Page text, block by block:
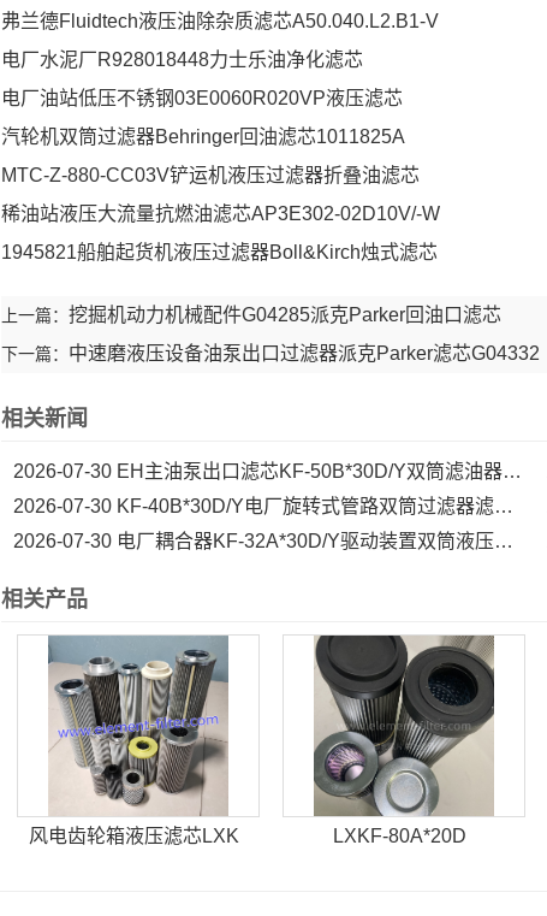
弗兰德Fluidtech液压油除杂质滤芯A50.040.L2.B1-V
电厂水泥厂R928018448力士乐油净化滤芯
电厂油站低压不锈钢03E0060R020VP液压滤芯
汽轮机双筒过滤器Behringer回油滤芯1011825A
MTC-Z-880-CC03V铲运机液压过滤器折叠油滤芯
稀油站液压大流量抗燃油滤芯AP3E302-02D10V/-W
1945821船舶起货机液压过滤器Boll&Kirch烛式滤芯
上一篇： 挖掘机动力机械配件G04285派克Parker回油口滤芯
下一篇： 中速磨液压设备油泵出口过滤器派克Parker滤芯G04332
相关新闻
2026-07-30 EH主油泵出口滤芯KF-50B*30D/Y双筒滤油器滤芯...
2026-07-30 KF-40B*30D/Y电厂旋转式管路双筒过滤器滤芯...
2026-07-30 电厂耦合器KF-32A*30D/Y驱动装置双筒液压油滤芯...
相关产品
风电齿轮箱液压滤芯LXK LXKF-80A*20D